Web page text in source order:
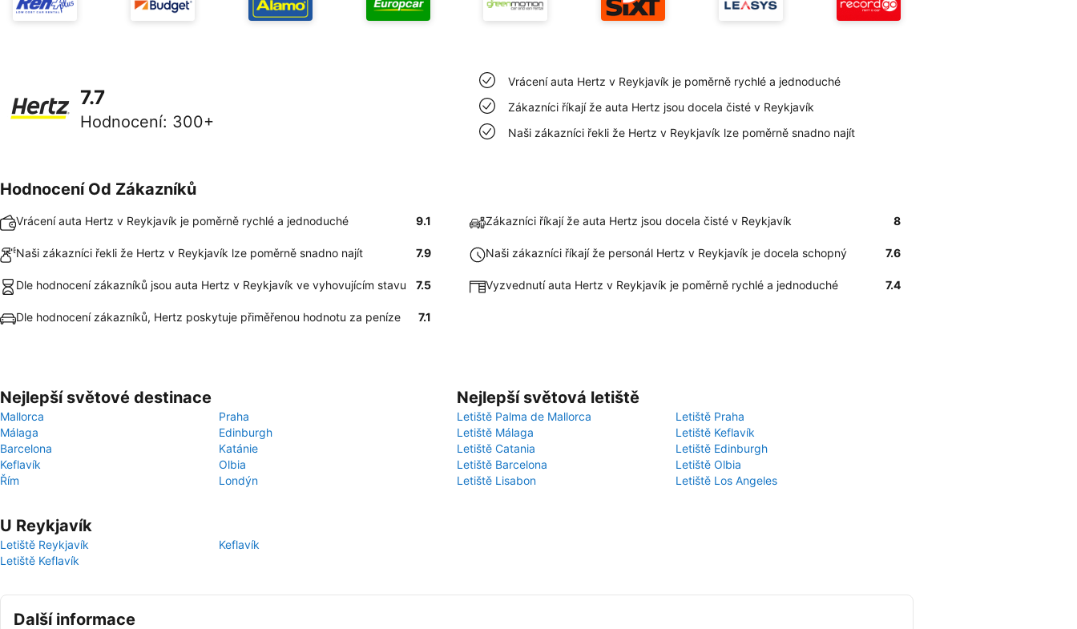
7.7
Hodnocení: 300+
Vrácení auta Hertz v Reykjavík je poměrně rychlé a jednoduché
Zákazníci říkají že auta Hertz jsou docela čisté v Reykjavík
Naši zákazníci řekli že Hertz v Reykjavík lze poměrně snadno najít
Hodnocení Od Zákazníků
Vrácení auta Hertz v Reykjavík je poměrně rychlé a jednoduché 9.1 Zákazníci říkají že auta Hertz jsou docela čisté v Reykjavík 8
Naši zákazníci řekli že Hertz v Reykjavík lze poměrně snadno najít 7.9 Naši zákazníci říkají že personál Hertz v Reykjavík je docela schopný 7.6
Dle hodnocení zákazníků jsou auta Hertz v Reykjavík ve vyhovujícím stavu 7.5 Vyzvednutí auta Hertz v Reykjavík je poměrně rychlé a jednoduché 7.4
Dle hodnocení zákazníků, Hertz poskytuje přiměřenou hodnotu za peníze 7.1
Nejlepší světové destinace
Mallorca
Praha
Málaga
Edinburgh
Barcelona
Katánie
Keflavík
Olbia
Řím
Londýn
Nejlepší světová letiště
Letiště Palma de Mallorca
Letiště Praha
Letiště Málaga
Letiště Keflavík
Letiště Catania
Letiště Edinburgh
Letiště Barcelona
Letiště Olbia
Letiště Lisabon
Letiště Los Angeles
U Reykjavík
Letiště Reykjavík
Keflavík
Letiště Keflavík
Další informace